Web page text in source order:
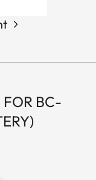
FOR BC-